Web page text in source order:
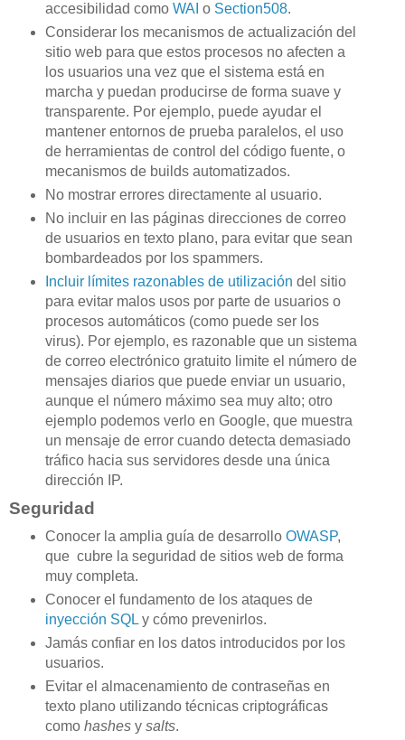
accesibilidad como WAI o Section508.
Considerar los mecanismos de actualización del
sitio web para que estos procesos no afecten a
los usuarios una vez que el sistema está en
marcha y puedan producirse de forma suave y
transparente. Por ejemplo, puede ayudar el
mantener entornos de prueba paralelos, el uso
de herramientas de control del código fuente, o
mecanismos de builds automatizados.
No mostrar errores directamente al usuario.
No incluir en las páginas direcciones de correo
de usuarios en texto plano, para evitar que sean
bombardeados por los spammers.
Incluir límites razonables de utilización del sitio
para evitar malos usos por parte de usuarios o
procesos automáticos (como puede ser los
virus). Por ejemplo, es razonable que un sistema
de correo electrónico gratuito limite el número de
mensajes diarios que puede enviar un usuario,
aunque el número máximo sea muy alto; otro
ejemplo podemos verlo en Google, que muestra
un mensaje de error cuando detecta demasiado
tráfico hacia sus servidores desde una única
dirección IP.
Seguridad
Conocer la amplia guía de desarrollo OWASP,
que cubre la seguridad de sitios web de forma
muy completa.
Conocer el fundamento de los ataques de
inyección SQLy cómo prevenirlos.
Jamás confiar en los datos introducidos por los
usuarios.
Evitar el almacenamiento de contraseñas en
texto plano utilizando técnicas criptográficas
como hashesy salts.